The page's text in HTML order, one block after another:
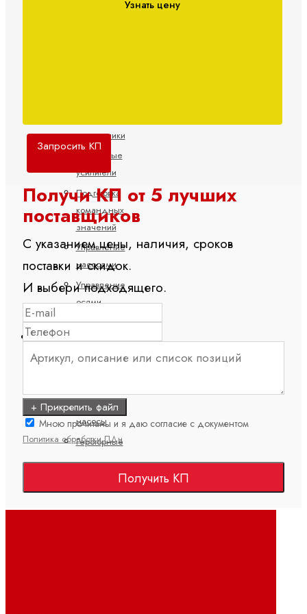
электроники
Клапанные
усилители
Подготовка
командных
значений
Управление
насосами
Управление
осями
Мобильная гидравлика
Насосы
поршневые
насосы
Героторные
Шестеренные
насосы
с
Узнать цену
Запросить КП
Получи КП от 5 лучших
поставщиков
С указанием цены, наличия, сроков
поставки и скидок.
И выбери подходящего.
+ Прикрепить файл
Мною прочитаны и я даю согласие с документом
Политика обработки ПДн
Получить КП